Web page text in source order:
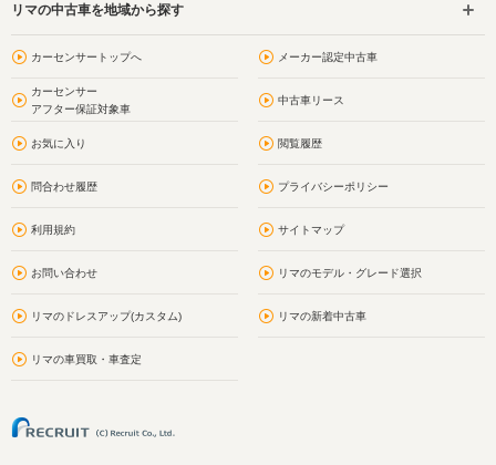
リマの中古車を地域から探す
カーセンサートップへ メーカー認定中古車
カーセンサー
アフター保証対象車
中古車リース
お気に入り 閲覧履歴
問合わせ履歴 プライバシーポリシー
利用規約 サイトマップ
お問い合わせ リマのモデル・グレード選択
リマのドレスアップ(カスタム) リマの新着中古車
リマの車買取・車査定